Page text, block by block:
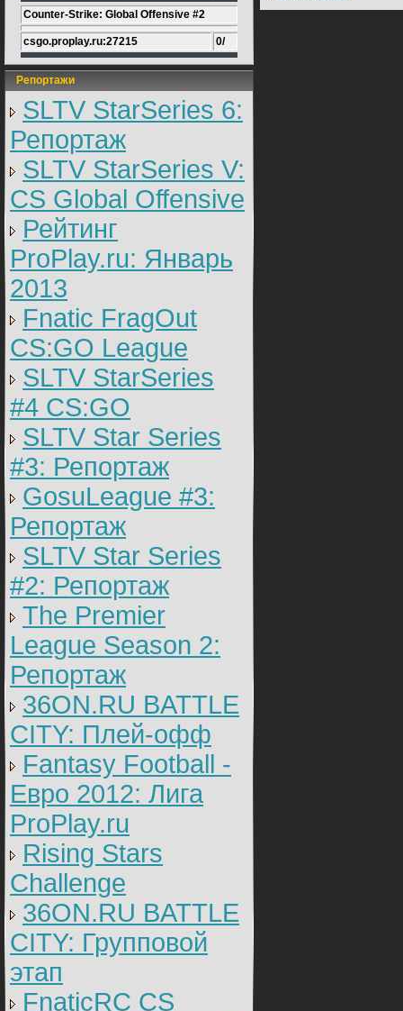
Counter-Strike: Global Offensive #2
csgo.proplay.ru:27215 0/
Репортажи
SLTV StarSeries 6:
Репортаж
SLTV StarSeries V:
CS Global Offensive
Рейтинг
ProPlay.ru: Январь
2013
Fnatic FragOut
CS:GO League
SLTV StarSeries
#4 CS:GO
SLTV Star Series
#3: Репортаж
GosuLeague #3:
Репортаж
SLTV Star Series
#2: Репортаж
The Premier
League Season 2:
Репортаж
36ON.RU BATTLE
CITY: Плей-офф
Fantasy Football -
Евро 2012: Лига
ProPlay.ru
Rising Stars
Challenge
36ON.RU BATTLE
CITY: Групповой
этап
FnaticRC CS